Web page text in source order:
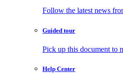
Follow the latest news
Guided tour
Pick up this document to
Help Center